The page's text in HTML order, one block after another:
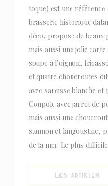
toque) est une référence
brasserie historique
déco, propose de beaux
mais aussi une jolie
soupe à l’oignon,
et quatre choucroutes
avec saucisse blanche
Coupole avec jarret de
mais aussi une
saumon et langoustine,
de la mer. Le plus
LÆS ARTIKLEN